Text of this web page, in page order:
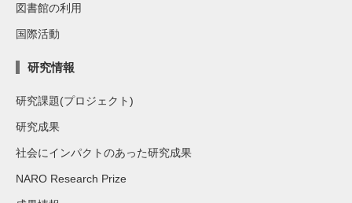
図書館の利用
国際活動
研究情報
研究課題(プロジェクト)
研究成果
社会にインパクトのあった研究成果
NARO Research Prize